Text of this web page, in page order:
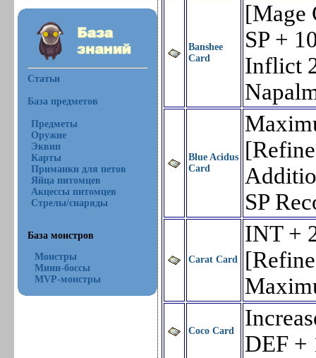
Статьи
База предметов
Предметы
Оружие
Эквип
Карты
Приманки для петов
Яйца питомцев
Акцессы питомцев
Стрелы/снаряды
База монстров
Монстры
Мини-боссы
MVP-монстры
Banshee
Card
[Mage
SP +
Inflict
Blue Acidus
Card
SP
Carat Card
INT +
Coco Card
DEF +